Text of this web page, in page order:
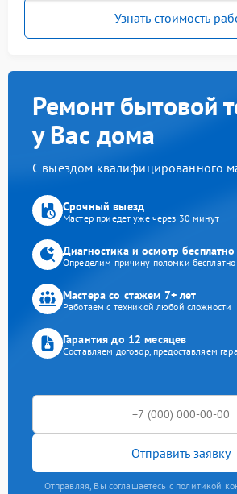
Узнать стоимость
Ремонт бытовой
у Вас дома
С выездом квалифицированного
Срочный выезд
Мастер приедет уже через 30 минут
Диагностика и осмотр бесплатно
Определим причину поломки бесплатно
Мастера со стажем 7+ лет
Работаем с техникой любой сложности
Гарантия до 12 месяцев
Составляем договор, предоставляем
Отправить заявку
Отправляя, Вы соглашаетесь с политикой